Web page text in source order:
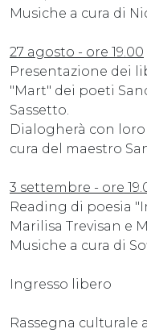
Musiche a cura di
27 agosto - ore 19.00
Presentazione dei
"Mart" dei poeti
Sassetto.
Dialogherà con
cura del maestro
3 settembre - ore
Reading di poesia
Marilisa Trevisan e
Musiche a cura di
Ingresso libero
Rassegna culturale